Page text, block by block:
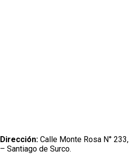
Dirección: Calle Monte Rosa N°
– Santiago de Surco.